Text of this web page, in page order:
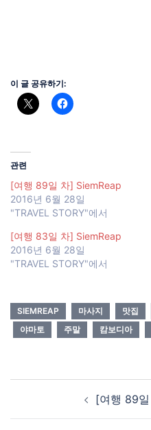
이 글 공유하기:
관련
[여행 89일 차] SiemReap
2016년 6월 28일
"TRAVEL STORY"에서
[여행 83일 차] SiemReap
2016년 6월 28일
"TRAVEL STORY"에서
SIEMREAP 마사지 맛집
야마토
주말 캄보디아
navigation [여행 89